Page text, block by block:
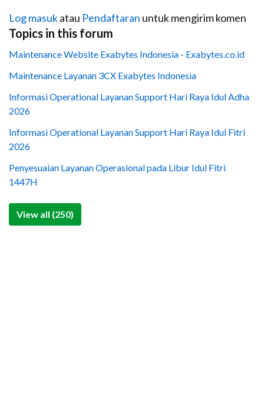
Log masukatau Pendaftaran untuk mengirim komen
Topics in this forum
Maintenance Website Exabytes Indonesia - Exabytes.co.id
Maintenance Layanan 3CX Exabytes Indonesia
Informasi Operational Layanan Support Hari Raya Idul Adha
2026
Informasi Operational Layanan Support Hari Raya Idul Fitri
2026
Penyesuaian Layanan Operasional pada Libur Idul Fitri
1447H
View all (250)